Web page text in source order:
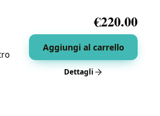
€220.00
Aggiungi al carrello
Dettagli